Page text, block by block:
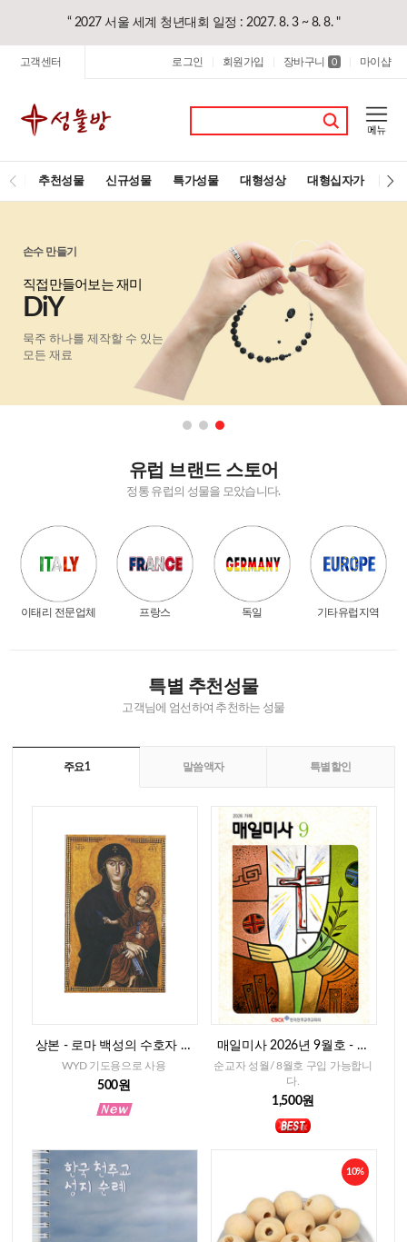
“ 2027 서울 세계 청년대회 일정 : 2027. 8. 3 ~ 8. 8. "
고객센터 로그인 회원가입 장바구니 0 마이샵
추천성물 신규성물 특가성물 대형성상 대형십자가 레
손수 만들기
직접만들어보는 재미
DiY
묵주 하나를 제작할 수 있는
모든 재료
유럽 브랜드 스토어
정통 유럽의 성물을 모았습니다.
이태리 전문업체 프랑스 독일 기타유럽지역
특별 추천성물
고객님에 엄선하여 추천하는 성물
주요1 말씀액자 특별할인
상본 - 로마 백성의 수호자 성
모님, 2매
WYD 기도용으로 사용
500원
매일미사 2026년 9월호 - 일
반판
순교자 성월/ 8월호 구입 가능합니
다.
1,500원
10%